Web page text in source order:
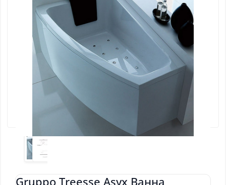
Gruppo Treesse Asyx Ванна